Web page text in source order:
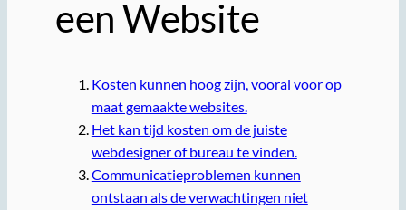
een Website
Kosten kunnen hoog zijn, vooral voor op
maat gemaakte websites.
Het kan tijd kosten om de juiste
webdesigner of bureau te vinden.
Communicatieproblemen kunnen
ontstaan als de verwachtingen niet